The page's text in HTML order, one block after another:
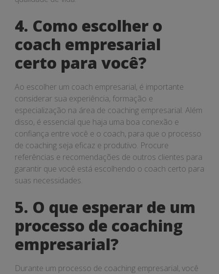
4. Como escolher o
coach empresarial
certo para você?
Ao escolher um coach empresarial, é importante
considerar sua experiência, formação e
especialização na área de coaching empresarial. Além
disso, é essencial que haja uma boa conexão e
confiança entre você e o coach, para que o processo
de coaching seja eficaz e produtivo. Procure
referências e recomendações de outros clientes para
garantir que você está escolhendo o coach certo para
suas necessidades.
5. O que esperar de um
processo de coaching
empresarial?
Durante um processo de coaching empresarial, você